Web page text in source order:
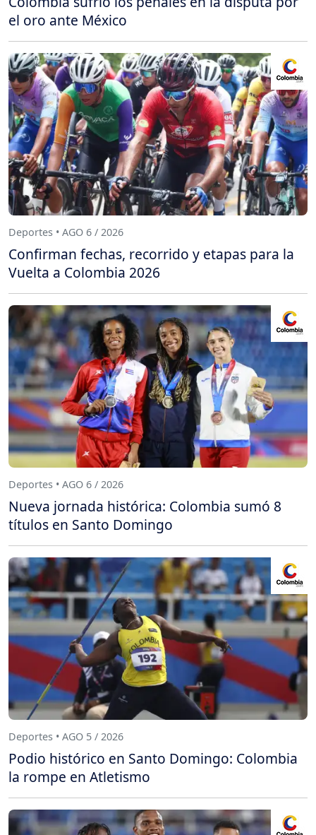
el oro ante México
Deportes • AGO 6 / 2026
Confirman fechas, recorrido y etapas para la
Vuelta a Colombia 2026
Deportes • AGO 6 / 2026
Nueva jornada histórica: Colombia sumó 8
títulos en Santo Domingo
Deportes • AGO 5 / 2026
Podio histórico en Santo Domingo: Colombia
la rompe en Atletismo